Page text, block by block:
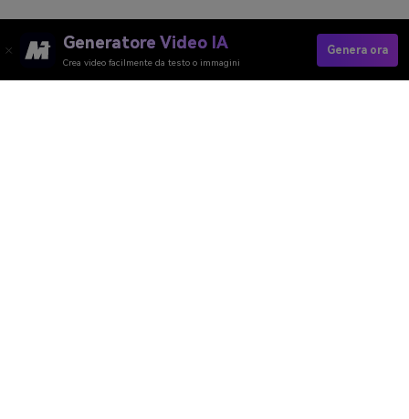
Generatore Video IA
Crea video facilmente da testo o immagini
Genera ora